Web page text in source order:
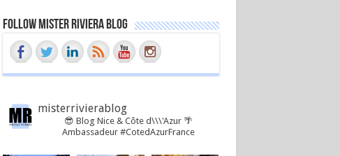
Follow Mister Riviera Blog
misterrivierablog
😎 Blog Nice & Côte d\\\'Azur 🌴
Ambassadeur #CotedAzurFrance